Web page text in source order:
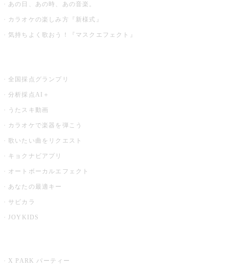
あの日、あの時、あの音楽。
カラオケの楽しみ方『新様式』
気持ちよく歌おう！『マスクエフェクト』
全国採点グランプリ
分析採点AI＋
うたスキ動画
カラオケで楽器を弾こう
歌いたい曲をリクエスト
キョクナビアプリ
オートボーカルエフェクト
あなたの最適キー
サビカラ
JOYKIDS
X PARK パーティー